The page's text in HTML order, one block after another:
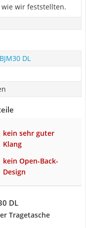
wir feststellten.
DL
kein sehr guter
Klang
kein Open-Back-
Design
DL
Tragetasche